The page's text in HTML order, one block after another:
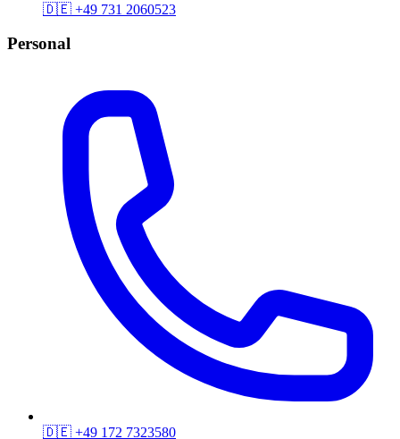
🇩🇪 +49 731 2060523
Personal
🇩🇪 +49 172 7323580